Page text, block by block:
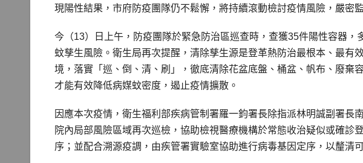
現陽性結果，市府防疫團隊仍不鬆懈，將持續滾動檢討疫情風險，嚴密
今（13）日上午，防疫團隊於緊急防治區巡查時，查獲35件陽性容器
蚊孳生風險。衛生局再次提醒，清除孳生源是登革熱防治最根本、最有
境，落實「巡、倒、清、刷」，徹底清除花盆底盤、桶盆、帆布、廢棄
才能有效降低病媒蚊密度，遏止疫情擴散。
因應本次疫情，衛生福利部疾病管制署羅一鈞署長除指派林明誠副署長
院內局部風險區域再次巡檢，協助檢視醫療機構於常態收治疑似或確診
序；並配合溯源疫調，由疾管署實驗室協助進行病毒基因定序，以釐清